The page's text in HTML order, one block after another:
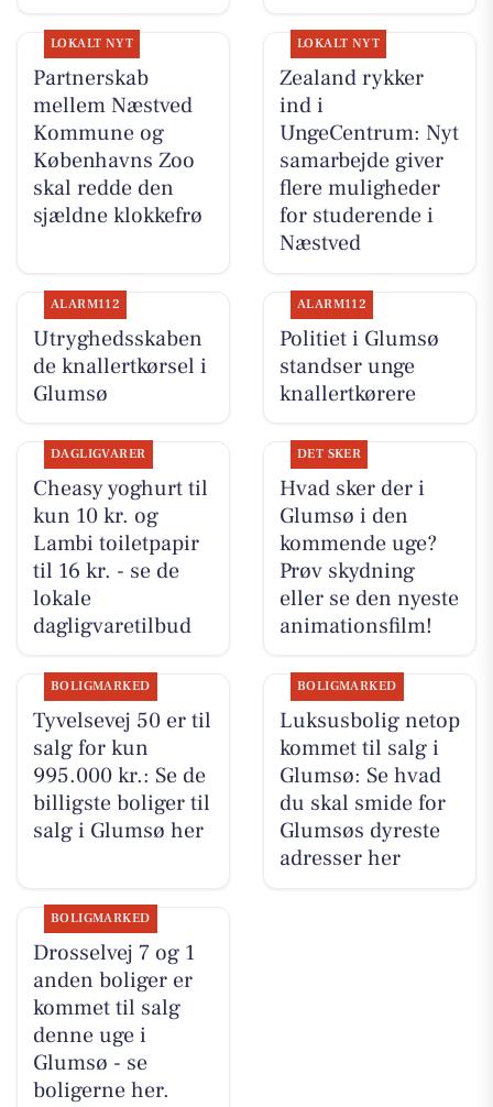
LOKALT NYT
Partnerskab
mellem Næstved
Kommune og
Københavns Zoo
skal redde den
sjældne klokkefrø
LOKALT NYT
Zealand rykker
ind i
UngeCentrum: Nyt
samarbejde giver
flere muligheder
for studerende i
Næstved
ALARM112
Utryghedsskaben
de knallertkørsel i
Glumsø
ALARM112
Politiet i Glumsø
standser unge
knallertkørere
DAGLIGVARER
Cheasy yoghurt til
kun 10 kr. og
Lambi toiletpapir
til 16 kr. - se de
lokale
dagligvaretilbud
DET SKER
Hvad sker der i
Glumsø i den
kommende uge?
Prøv skydning
eller se den nyeste
animationsfilm!
BOLIGMARKED
Tyvelsevej 50 er til
salg for kun
995.000 kr.: Se de
billigste boliger til
salg i Glumsø her
BOLIGMARKED
Luksusbolig netop
kommet til salg i
Glumsø: Se hvad
du skal smide for
Glumsøs dyreste
adresser her
BOLIGMARKED
Drosselvej 7 og 1
anden boliger er
kommet til salg
denne uge i
Glumsø - se
boligerne her.